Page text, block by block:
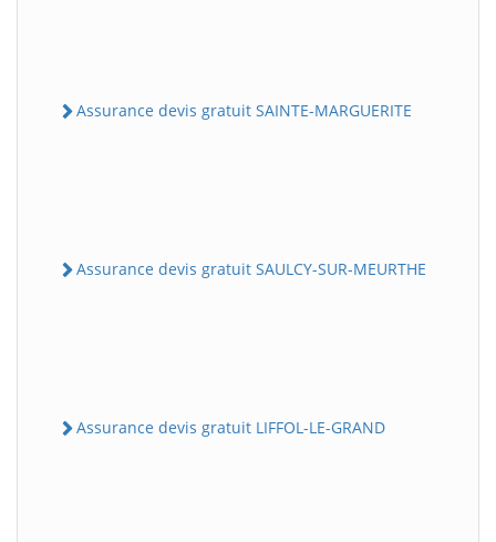
Assurance devis gratuit SAINTE-MARGUERITE
Assurance devis gratuit SAULCY-SUR-MEURTHE
Assurance devis gratuit LIFFOL-LE-GRAND